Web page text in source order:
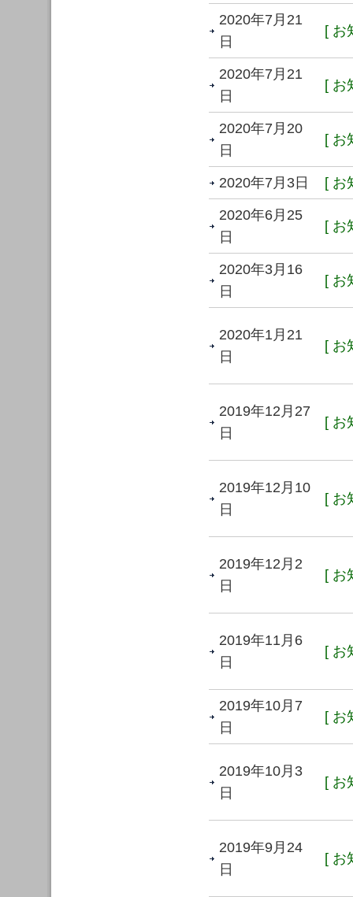
2020年7月21
日
[ お
2020年7月21
日
[ お
2020年7月20
日
[ お
2020年7月3日 [ お
2020年6月25
日
[ お
2020年3月16
日
[ お
2020年1月21
日
[ お
2019年12月27
日
[ お
2019年12月10
日
[ お
2019年12月2
日
[ お
2019年11月6
日
[ お
2019年10月7
日
[ お
2019年10月3
日
[ お
2019年9月24
日
[ お